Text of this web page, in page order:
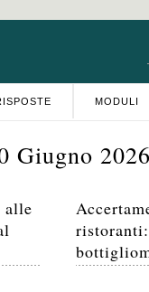
MODULI
Giugno
alle